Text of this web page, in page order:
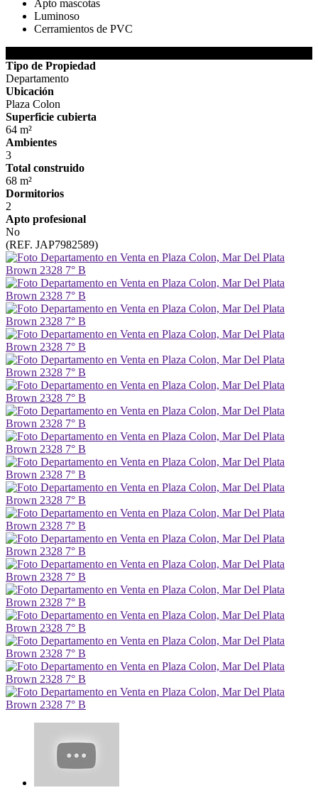
Apto mascotas
Luminoso
Cerramientos de PVC
Tipo de Propiedad
Departamento
Ubicación
Plaza Colon
Superficie cubierta
64 m²
Ambientes
3
Total construido
68 m²
Dormitorios
2
Apto profesional
No
(REF. JAP7982589)